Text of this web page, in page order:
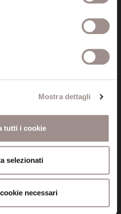
Mostra dettagli
tutti i cookie
selezionati
necessari